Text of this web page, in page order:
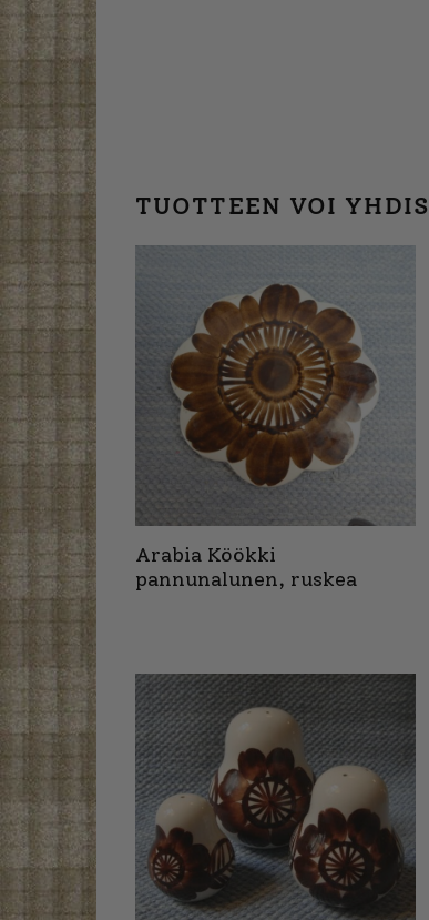
TUOTTEEN VOI
Arabia Köökki
pannunalunen, ruskea